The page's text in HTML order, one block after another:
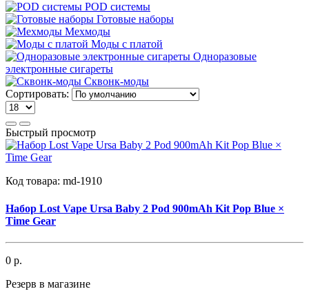
POD системы
Готовые наборы
Мехмоды
Моды с платой
Одноразовые
электронные сигареты
Сквонк-моды
Сортировать:
Быстрый просмотр
Код товара: md-1910
Набор Lost Vape Ursa Baby 2 Pod 900mAh Kit Pop Blue ×
Time Gear
0 р.
Резерв в магазине